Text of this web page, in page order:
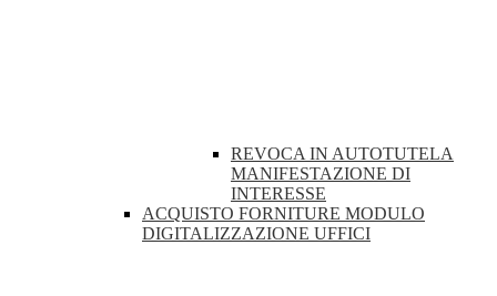
REVOCA IN AUTOTUTELA
MANIFESTAZIONE DI
INTERESSE
ACQUISTO FORNITURE MODULO
DIGITALIZZAZIONE UFFICI